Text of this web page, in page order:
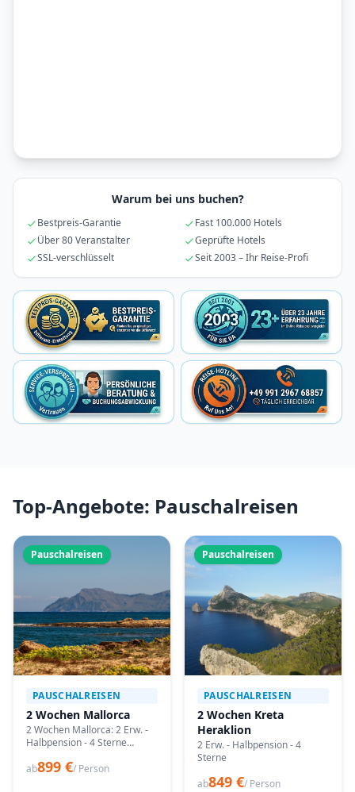
Warum bei uns buchen?
Bestpreis-Garantie
Fast 100.000 Hotels
Über 80 Veranstalter
Geprüfte Hotels
SSL-verschlüsselt
Seit 2003 – Ihr Reise-Profi
Top-Angebote: Pauschalreisen
Pauschalreisen
PAUSCHALREISEN
2 Wochen Mallorca
2 Wochen Mallorca: 2 Erw. -
Halbpension - 4 Sterne
passende Termine prüfen
ab899 €/ Person
Pauschalreisen
PAUSCHALREISEN
2 Wochen Kreta
Heraklion
2 Erw. - Halbpension - 4
Sterne
ab849 €/ Person